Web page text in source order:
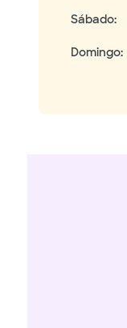
Sábado:
Domingo: